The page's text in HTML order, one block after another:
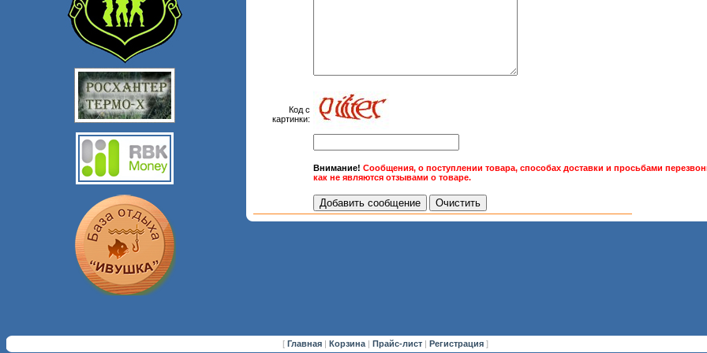
Код с
картинки:
Внимание! Сообщения, о поступлении товара, способах доставки и просьбами
как не являются отзывами о товаре.
[ Главная | Корзина | Прайс-лист | Регистрация ]